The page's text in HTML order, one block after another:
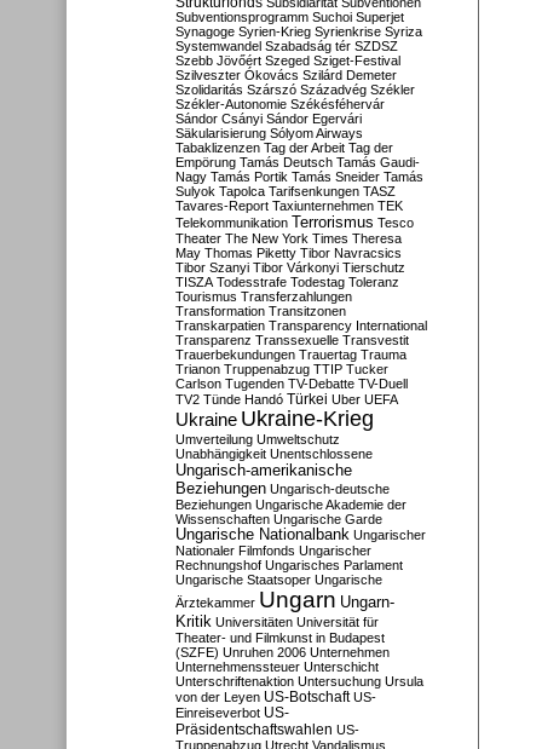
Subventionsprogramm Suchoi Superjet
Synagoge Syrien-Krieg Syrienkrise Syriza
Systemwandel Szabadság tér SZDSZ
Szebb Jövőért Szeged Sziget-Festival
Szilveszter Ókovács Szilárd Demeter
Szolidaritás Szárszó Századvég Székler
Székler-Autonomie Székésféhervár
Sándor Csányi Sándor Egervári
Säkularisierung Sólyom Airways
Tabaklizenzen Tag der Arbeit Tag der
Empörung Tamás Deutsch Tamás Gaudi-
Nagy Tamás Portik Tamás Sneider Tamás
Sulyok Tapolca Tarifsenkungen TASZ
Tavares-Report Taxiunternehmen TEK
Telekommunikation Terrorismus Tesco
Theater The New York Times Theresa
May Thomas Piketty Tibor Navracsics
Tibor Szanyi Tibor Várkonyi Tierschutz
TISZA Todesstrafe Todestag Toleranz
Tourismus Transferzahlungen
Transformation Transitzonen
Transkarpatien Transparency International
Transparenz Transsexuelle Transvestit
Trauerbekundungen Trauertag Trauma
Trianon Truppenabzug TTIP Tucker
Carlson Tugenden TV-Debatte TV-Duell
TV2 Tünde Handó Türkei Uber UEFA
Ukraine Ukraine-Krieg
Umverteilung Umweltschutz
Unabhängigkeit Unentschlossene
Ungarisch-amerikanische
Beziehungen Ungarisch-deutsche
Beziehungen Ungarische Akademie der
Wissenschaften Ungarische Garde
Ungarische Nationalbank Ungarischer
Nationaler Filmfonds Ungarischer
Rechnungshof Ungarisches Parlament
Ungarische Staatsoper Ungarische
Ärztekammer Ungarn Ungarn-
Kritik Universitäten Universität für
Theater- und Filmkunst in Budapest
(SZFE) Unruhen 2006 Unternehmen
Unternehmenssteuer Unterschicht
Unterschriftenaktion Untersuchung Ursula
von der Leyen US-Botschaft US-
Einreiseverbot US-
Präsidentschaftswahlen US-
Truppenabzug Utrecht Vandalismus